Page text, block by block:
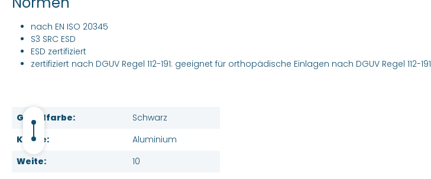
nach EN ISO 20345
S3 SRC ESD
ESD zertifiziert
zertifiziert nach DGUV Regel 112-191: geeignet für orthopädische Einlagen nach DGUV Regel 112-191
Grundfarbe:
Schwarz
Kappe:
Aluminium
Weite:
10